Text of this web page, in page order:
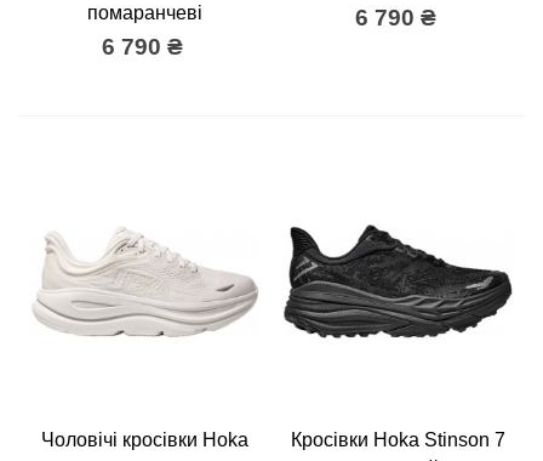
помаранчеві
6 790 ₴
6 790 ₴
Чоловічі кросівки Hoka
Кросівки Hoka Stinson 7